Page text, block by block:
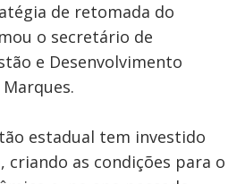
de retomada do
o secretário de
e Desenvolvimento
estadual tem investido
as condições para o